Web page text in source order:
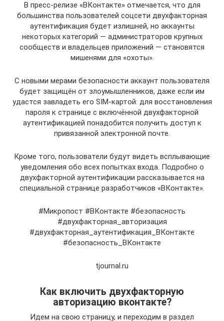
В пресс-релизе «ВКонтакте» отмечается, что для
большинства пользователей соцсети двухфакторная
аутентификация будет излишней, но аккаунты
некоторых категорий — администраторов крупных
сообществ и владельцев приложений — становятся
мишенями для «охоты».
С новыми мерами безопасности аккаунт пользователя
будет защищён от злоумышленников, даже если им
удастся завладеть его SIM-картой: для восстановления
пароля к странице с включённой двухфакторной
аутентификацией понадобится получить доступ к
привязанной электронной почте.
Кроме того, пользователи будут видеть всплывающие
уведомления обо всех попытках входа. Подробно о
двухфакторной аутентификации рассказывается на
специальной странице разработчиков «ВКонтакте».
#Микропост #ВКонтакте #безопасность
#двухфакторная_авторизация
#двухфакторная_аутентификация_ВКонтакте
#безопасность_ВКонтакте
tjournal.ru
Как включить двухфакторную
авторизацию вконтакте?
Идем на свою страницу, и переходим в раздел